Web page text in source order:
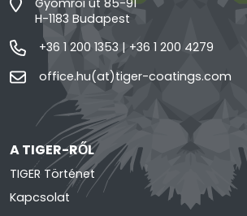
H-1183 Budapest
+36 1 200 1353 | +36 1 200 4279
office.hu(at)tiger-coatings.com
A TIGER-RŐL
TIGER Történet
Kapcsolat